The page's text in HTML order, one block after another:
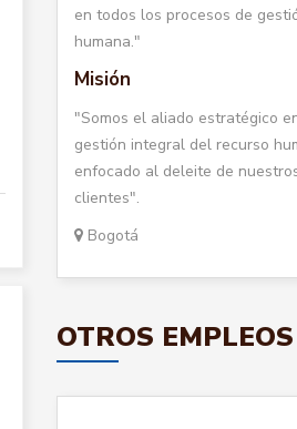
en todos los procesos de
humana."
Misión
"Somos el aliado estratégico
gestión integral del recurso
enfocado al deleite de
clientes".
Bogotá
OTROS EMPLEOS